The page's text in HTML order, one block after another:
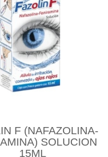
F (NAFAZOLINA-
SOLUCION
15ML